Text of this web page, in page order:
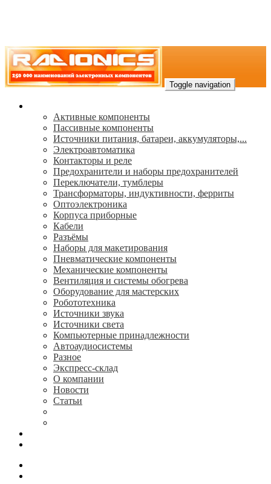
Toggle navigation
Активные компоненты
Пассивные компоненты
Источники питания, батареи, аккумуляторы,...
Электроавтоматика
Контакторы и реле
Предохранители и наборы предохранителей
Переключатели, тумблеры
Трансформаторы, индуктивности, ферриты
Oптоэлектроника
Корпуса приборные
Кабели
Разъёмы
Наборы для макетирования
Пневматические компоненты
Механические компоненты
Вентиляция и системы обогрева
Оборудование для мастерских
Робототехника
Источники звука
Источники света
Компьютерные принадлежности
Автоаудиосистемы
Разное
Экспресс-склад
О компании
Новости
Статьи